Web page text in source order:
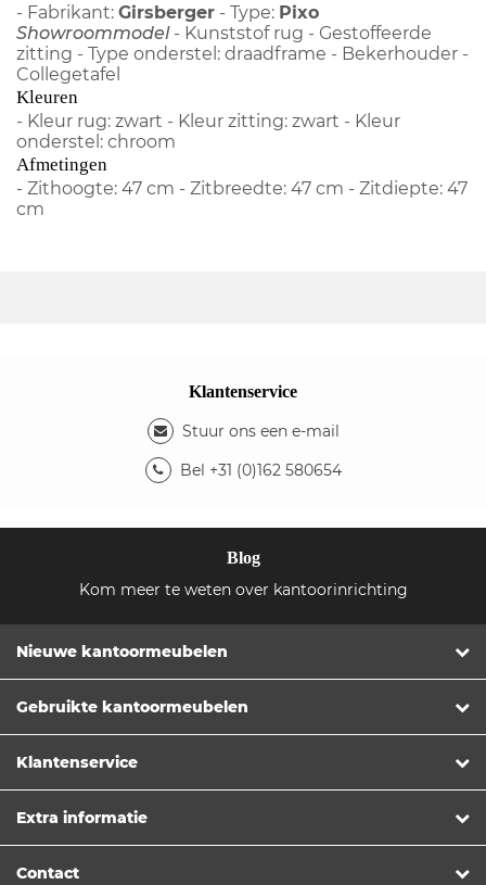
- Fabrikant: Girsberger - Type: Pixo
Showroommodel- Kunststof rug - Gestoffeerde
zitting - Type onderstel: draadframe - Bekerhouder -
Collegetafel
Kleuren
- Kleur rug: zwart - Kleur zitting: zwart - Kleur
onderstel: chroom
Afmetingen
- Zithoogte: 47 cm - Zitbreedte: 47 cm - Zitdiepte: 47
cm
Klantenservice
Stuur ons een e-mail
Bel +31 (0)162 580654
Blog
Kom meer te weten over kantoorinrichting
Nieuwe kantoormeubelen
Gebruikte kantoormeubelen
Klantenservice
Extra informatie
Contact